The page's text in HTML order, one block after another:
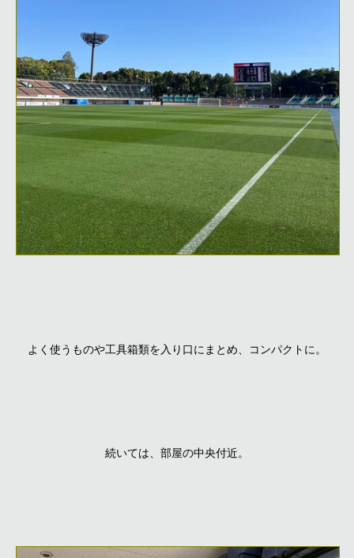
よく使うものや工具箱類を入り口にまとめ、コンパクトに。
続いては、部屋の中央付近。